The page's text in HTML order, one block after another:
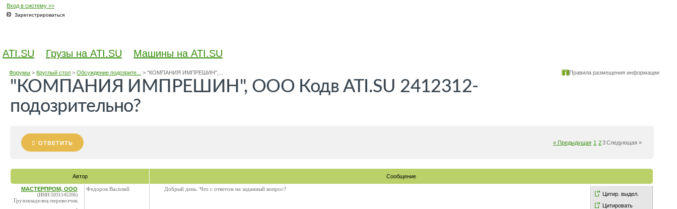
Вход в систему >>
Зарегистрироваться
ATI.SU Грузы на ATI.SU Машины на ATI.SU
Форумы >Круглый стол >Обсуждение подозрите... >"КОМПАНИЯ ИМПРЕШИН",... Правила размещения информации
"КОМПАНИЯ ИМПРЕШИН", ООО Кодв ATI.SU 2412312-
подозрительно?
ОТВЕТИТЬ « Предыдущая 1 23Следующая »
Автор Сообщение
Цитир. выдел.
Цитировать
МАСТЕРПРОМ, ООО
(ИНН:5031145206)
Грузовладелец-перевозчик
Федоров Василий Добрый день. Что с ответом на заданный вопрос?